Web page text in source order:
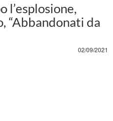
l’esplosione,
“Abbandonati da
02/09/2021